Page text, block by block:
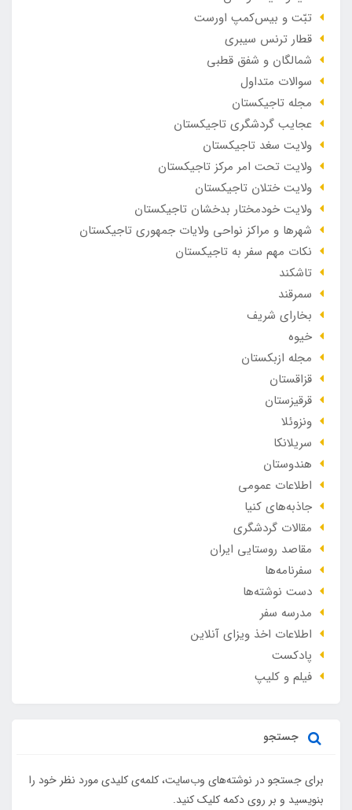
تبّت و بیس‌کمپ اورست
قطار ترنس سیبری
شمالگان و شفق قطبی
سوالات متداول
مجله تاجیکستان
عجایب گردشگری تاجیکستان
ولایت سغد تاجیکستان
ولایت تحت امر مرکز تاجیکستان
ولایت ختلان تاجیکستان
ولایت خودمختار بدخشان تاجیکستان
شهرها و مراکز نواحی ولایات جمهوری تاجیکستان
نکات مهم سفر به تاجیکستان
تاشکند
سمرقند
بخارای شریف
خیوه
مجله ازبکستان
قزاقستان
قرقیزستان
ونزوئلا
سریلانکا
هندوستان
اطلاعات عمومی
جاذبه‌های کنیا
مقالات گردشگری
مقاصد روستایی ایران
سفرنامه‌ها
دست نوشته‌ها
مدرسه سفر
اطلاعات اخذ ویزای آنلاین
پادکست
فیلم و کلیپ
جستجو
برای جستجو در نوشته‌های وب‌سایت، کلمه‌ی کلیدی مورد نظر خود را
بنویسید و بر روی دکمه کلیک کنید.